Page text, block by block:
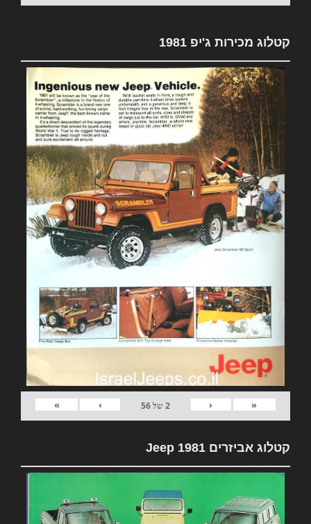
קטלוג מכירות ג'יפ 1981
«
‹
2של56
›
»
קטלוג אביזרים 1981 Jeep